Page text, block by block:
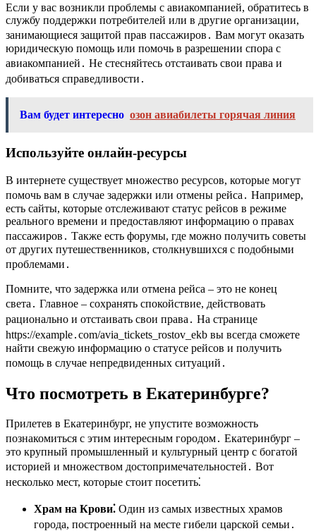
Если у вас возникли проблемы с авиакомпанией, обратитесь в
службу поддержки потребителей или в другие организации,
занимающиеся защитой прав пассажиров․ Вам могут оказать
юридическую помощь или помочь в разрешении спора с
авиакомпанией․ Не стесняйтесь отстаивать свои права и
добиваться справедливости․
Вам будет интересно озон авиабилеты горячая линия
Используйте онлайн-ресурсы
В интернете существует множество ресурсов, которые могут
помочь вам в случае задержки или отмены рейса․ Например,
есть сайты, которые отслеживают статус рейсов в режиме
реального времени и предоставляют информацию о правах
пассажиров․ Также есть форумы, где можно получить советы
от других путешественников, столкнувшихся с подобными
проблемами․
Помните, что задержка или отмена рейса – это не конец
света․ Главное – сохранять спокойствие, действовать
рационально и отстаивать свои права․ На странице
https://example․com/avia_tickets_rostov_ekb вы всегда сможете
найти свежую информацию о статусе рейсов и получить
помощь в случае непредвиденных ситуаций․
Что посмотреть в Екатеринбурге?
Прилетев в Екатеринбург, не упустите возможность
познакомиться с этим интересным городом․ Екатеринбург –
это крупный промышленный и культурный центр с богатой
историей и множеством достопримечательностей․ Вот
несколько мест, которые стоит посетить⁚
Храм на Крови⁚ Один из самых известных храмов
города, построенный на месте гибели царской семьи․